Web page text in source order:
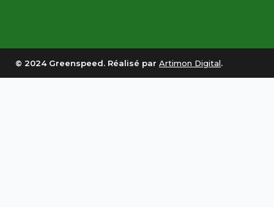
© 2024 Greenspeed. Réalisé par Artimon Digital.